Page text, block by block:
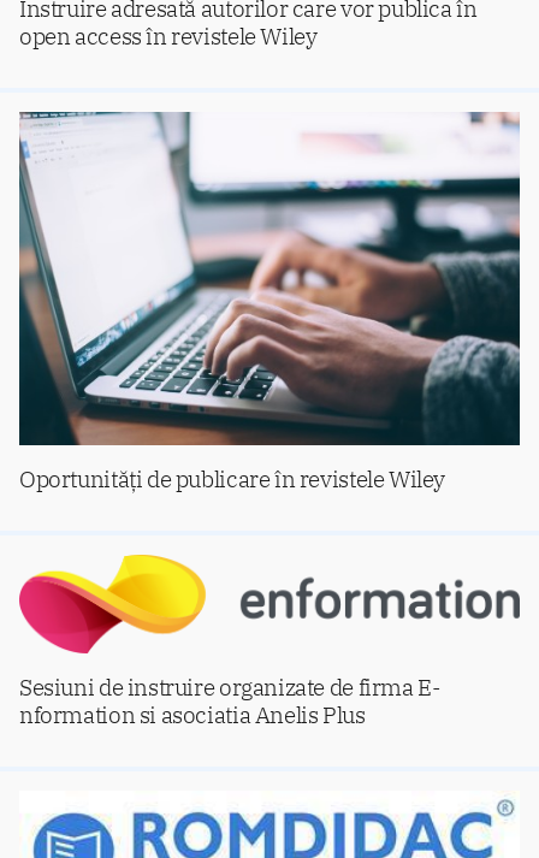
Instruire adresată autorilor care vor publica în
open access în revistele Wiley
Oportunități de publicare în revistele Wiley
Sesiuni de instruire organizate de firma E-
nformation si asociatia Anelis Plus